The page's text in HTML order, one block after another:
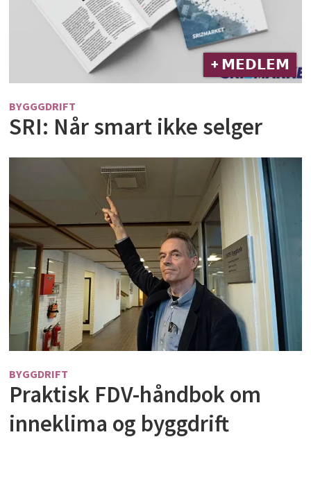
+ 𝗠𝗘𝗗𝗟𝗘𝗠
BYGGGDRIFT
SRI: Når smart ikke selger
BYGGDRIFT
Praktisk FDV-håndbok om
inneklima og byggdrift